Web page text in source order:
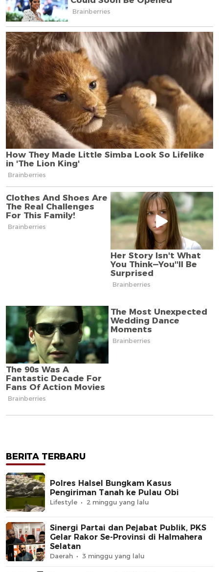
BERITA TERBARU
Polres Halsel Bungkam Kasus
Pengiriman Tanah ke Pulau Obi
Lifestyle 2 minggu yang lalu
Sinergi Partai dan Pejabat Publik, PKS
Gelar Rakor Se-Provinsi di Halmahera
Selatan
Daerah 3 minggu yang lalu